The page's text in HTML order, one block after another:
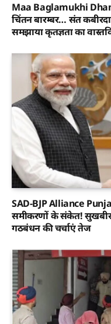
Maa Baglamukhi
चिंतन बारम्बर… संत
समझाया कृतज्ञता का
SAD-BJP Alliance
समीकरणों के संकेत! सुखबीर
गठबंधन की चर्चाएं तेज